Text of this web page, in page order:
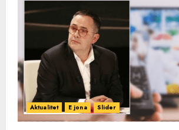
Aktualitet E jona Slider